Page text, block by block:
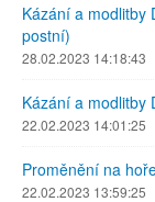
Kázání a modlitby
postní)
28.02.2023 14:18:43
Kázání a modlitby
22.02.2023 14:01:25
Proměnění na
22.02.2023 13:59:25